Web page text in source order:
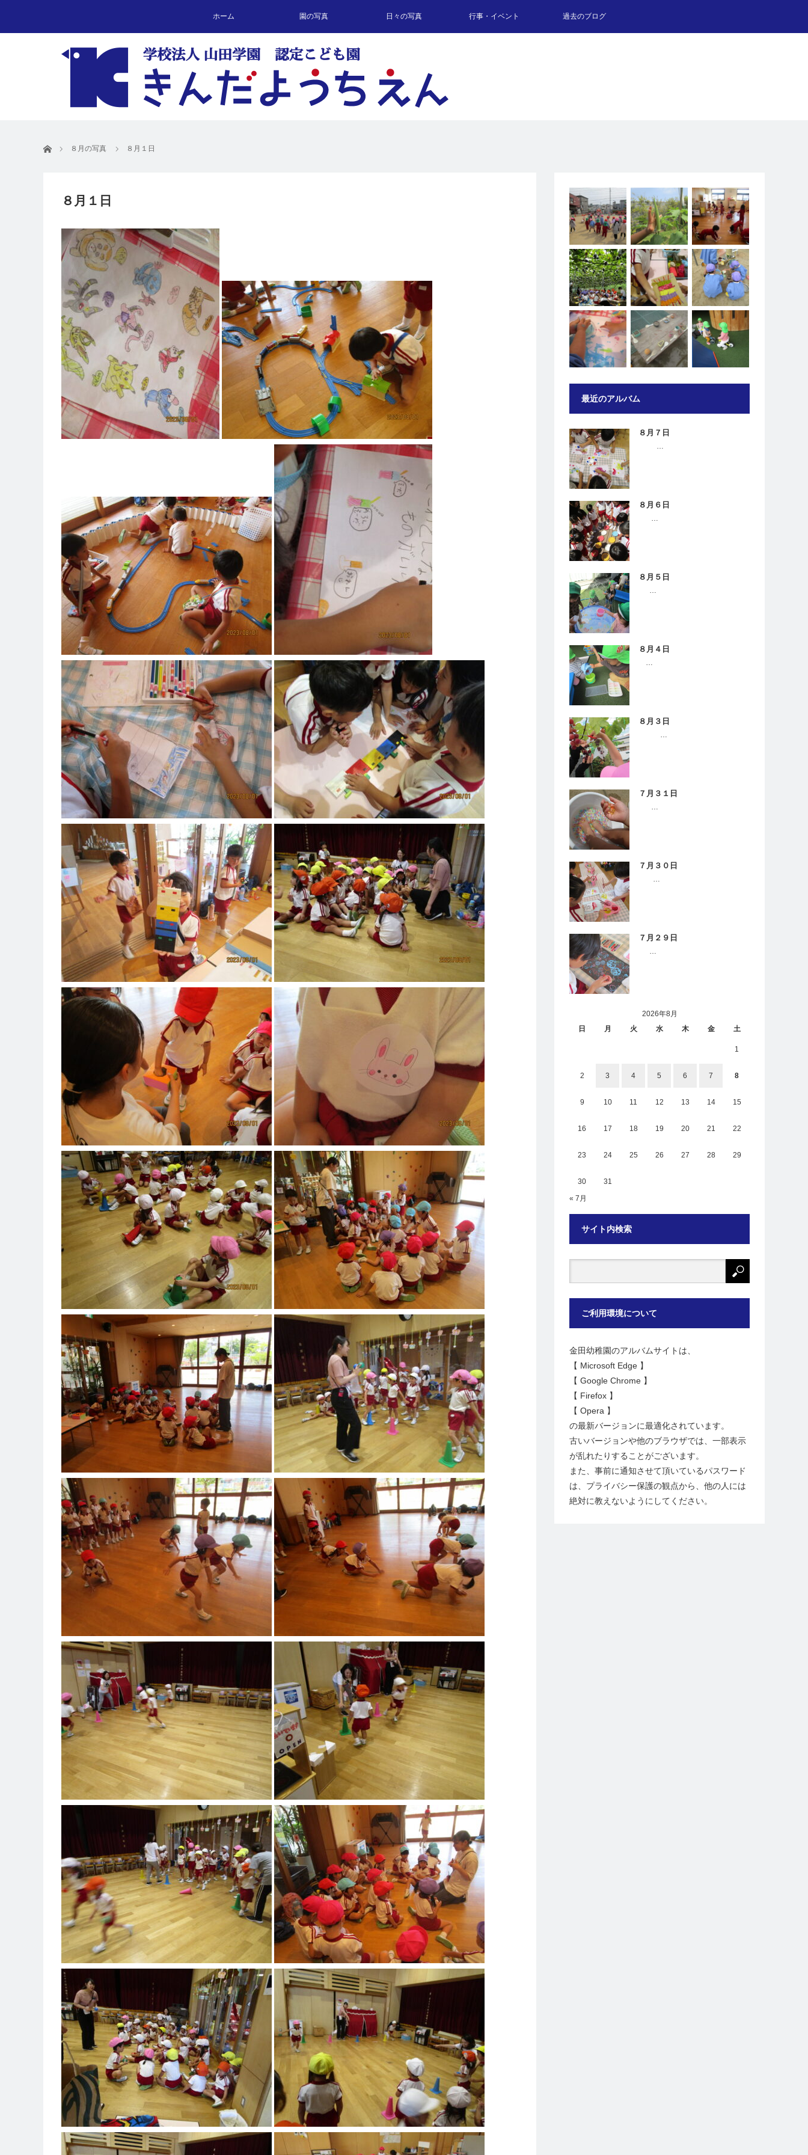
ホーム 園の写真 日々の写真 行事・イベント 過去のブログ
ホーム ８月の写真 ８月１日
８月１日
最近のアルバム
８月７日
…
８月６日
…
８月５日
…
８月４日
…
８月３日
…
７月３１日
…
７月３０日
…
７月２９日
…
2026年8月
日
月 火 水 木 金 土
1
2 3 4 5 6 7 8
9 10 11 12 13 14 15
16 17 18 19 20 21 22
23 24 25 26 27 28 29
30
31
« 7月
サイト内検索
ご利用環境について
金田幼稚園のアルバムサイトは、
【 Microsoft Edge 】
【 Google Chrome 】
【 Firefox 】
【 Opera 】
の最新バージョンに最適化されています。
古いバージョンや他のブラウザでは、一部表示
が乱れたりすることがございます。
また、事前に通知させて頂いているパスワード
は、プライバシー保護の観点から、他の人には
絶対に教えないようにしてください。